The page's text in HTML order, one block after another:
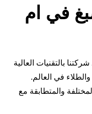
في ام
بالتقنيات العالية
في العالم.
والمتطابقة مع